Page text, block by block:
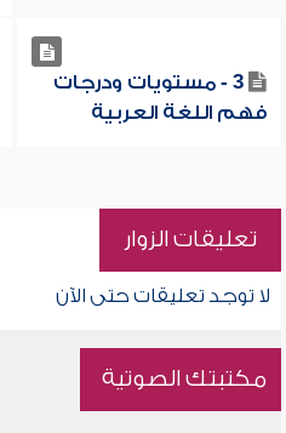
3 - مستويات ودرجات
فهم اللغة العربية
تعليقات الزوار
لا توجد تعليقات حتى الآن
مكتبتك الصوتية